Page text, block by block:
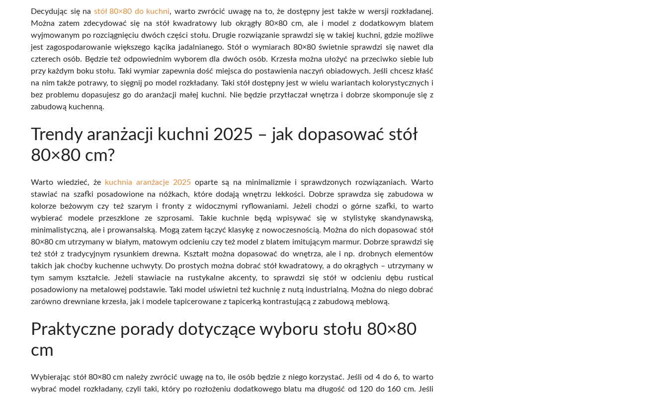
Decydując się na stół 80×80 do kuchni, warto zwrócić uwagę na to, że dostępny jest także w wersji rozkładanej.
Można zatem zdecydować się na stół kwadratowy lub okrągły 80×80 cm, ale i model z dodatkowym blatem
wyjmowanym po rozciągnięciu dwóch części stołu. Drugie rozwiązanie sprawdzi się w takiej kuchni, gdzie możliwe
jest zagospodarowanie większego kącika jadalnianego. Stół o wymiarach 80×80 świetnie sprawdzi się nawet dla
czterech osób. Będzie też odpowiednim wyborem dla dwóch osób. Krzesła można ułożyć na przeciwko siebie lub
przy każdym boku stołu. Taki wymiar zapewnia dość miejsca do postawienia naczyń obiadowych. Jeśli chcesz kłaść
na nim także potrawy, to sięgnij po model rozkładany. Taki stół dostępny jest w wielu wariantach kolorystycznych i
bez problemu dopasujesz go do aranżacji małej kuchni. Nie będzie przytłaczał wnętrza i dobrze skomponuje się z
zabudową kuchenną.
Trendy aranżacji kuchni 2025 – jak dopasować stół
80×80 cm?
Warto wiedzieć, że kuchnia aranżacje 2025 oparte są na minimalizmie i sprawdzonych rozwiązaniach. Warto
stawiać na szafki posadowione na nóżkach, które dodają wnętrzu lekkości. Dobrze sprawdza się zabudowa w
kolorze beżowym czy też szarym i fronty z widocznymi ryflowaniami. Jeżeli chodzi o górne szafki, to warto
wybierać modele przeszklone ze szprosami. Takie kuchnie będą wpisywać się w stylistykę skandynawską,
minimalistyczną, ale i prowansalską. Mogą zatem łączyć klasykę z nowoczesnością. Można do nich dopasować stół
80×80 cm utrzymany w białym, matowym odcieniu czy też model z blatem imitującym marmur. Dobrze sprawdzi się
też stół z tradycyjnym rysunkiem drewna. Kształt można dopasować do wnętrza, ale i np. drobnych elementów
takich jak choćby kuchenne uchwyty. Do prostych można dobrać stół kwadratowy, a do okrągłych – utrzymany w
tym samym kształcie. Jeżeli stawiacie na rustykalne akcenty, to sprawdzi się stół w odcieniu dębu rustical
posadowiony na metalowej podstawie. Taki model uświetni też kuchnię z nutą industrialną. Można do niego dobrać
zarówno drewniane krzesła, jak i modele tapicerowane z tapicerką kontrastującą z zabudową meblową.
Praktyczne porady dotyczące wyboru stołu 80×80
cm
Wybierając stół 80×80 cm należy zwrócić uwagę na to, ile osób będzie z niego korzystać. Jeśli od 4 do 6, to warto
wybrać model rozkładany, czyli taki, który po rozłożeniu dodatkowego blatu ma długość od 120 do 160 cm. Jeśli